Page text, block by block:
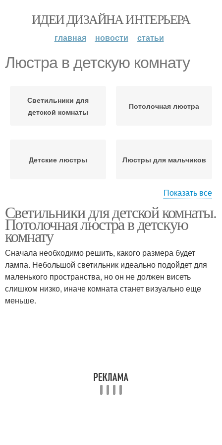
ИДЕИ ДИЗАЙНА ИНТЕРЬЕРА
главная новости статьи
Люстра в детскую комнату
Светильники для
детской комнаты
Потолочная люстра
Детские люстры Люстры для мальчиков
Потолочные люстры
Светильники в детскую
комнату
Светильники для
детская комната
Показать все
Светильники для детской комнаты.
Потолочная люстра в детскую
комнату
Сначала необходимо решить, какого размера будет
лампа. Небольшой светильник идеально подойдет для
маленького пространства, но он не должен висеть
слишком низко, иначе комната станет визуально еще
меньше.